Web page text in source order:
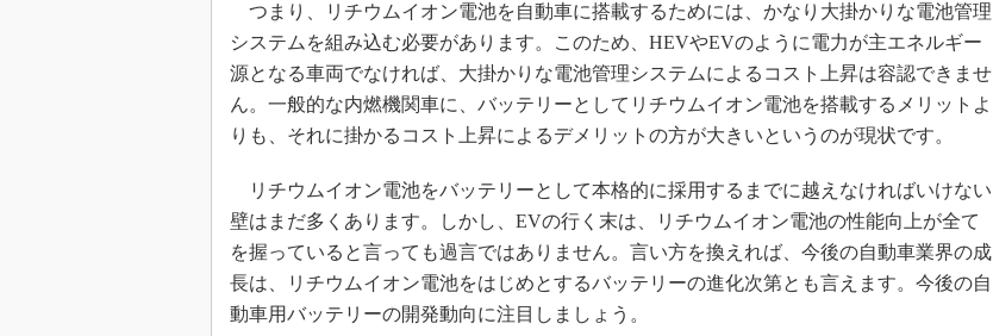
つまり、リチウムイオン電池を自動車に搭載するためには、かなり大掛かりな電池管理
システムを組み込む必要があります。このため、HEVやEVのように電力が主エネルギー
源となる車両でなければ、大掛かりな電池管理システムによるコスト上昇は容認できませ
ん。一般的な内燃機関車に、バッテリーとしてリチウムイオン電池を搭載するメリットよ
りも、それに掛かるコスト上昇によるデメリットの方が大きいというのが現状です。
リチウムイオン電池をバッテリーとして本格的に採用するまでに越えなければいけない
壁はまだ多くあります。しかし、EVの行く末は、リチウムイオン電池の性能向上が全て
を握っていると言っても過言ではありません。言い方を換えれば、今後の自動車業界の成
長は、リチウムイオン電池をはじめとするバッテリーの進化次第とも言えます。今後の自
動車用バッテリーの開発動向に注目しましょう。